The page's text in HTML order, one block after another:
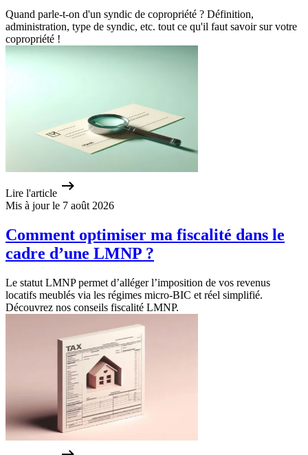
Quand parle-t-on d'un syndic de copropriété ? Définition,
administration, type de syndic, etc. tout ce qu'il faut savoir sur votre
copropriété !
Lire l'article
Mis à jour le 7 août 2026
Comment optimiser ma fiscalité dans le
cadre d’une LMNP ?
Le statut LMNP permet d’alléger l’imposition de vos revenus
locatifs meublés via les régimes micro-BIC et réel simplifié.
Découvrez nos conseils fiscalité LMNP.